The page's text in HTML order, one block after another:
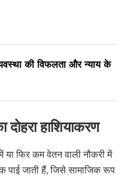
की विफलता और न्याय के
दोहरा हाशियाकरण
फिर कम वेतन वाली नौकरी में
पाई जाती हैं, जिसे सामाजिक रूप